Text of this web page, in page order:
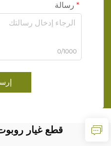
رسالة
0/1000
قطع غيار